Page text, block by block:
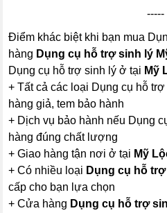
-----
Điểm khác biệt khi bạn mua
hàng Dụng cụ hỗ trợ sinh lý
Dụng cụ hỗ trợ sinh lý ở tại Mỹ
+ Tất cả các loại Dụng cụ hỗ
hàng giả, tem bảo hành
+ Dịch vụ bảo hành nếu Dụng
hàng đúng chất lượng
+ Giao hàng tận nơi ở tại Mỹ
+ Có nhiều loại Dụng cụ hỗ
cấp cho bạn lựa chọn
+ Cửa hàng Dụng cụ hỗ trợ